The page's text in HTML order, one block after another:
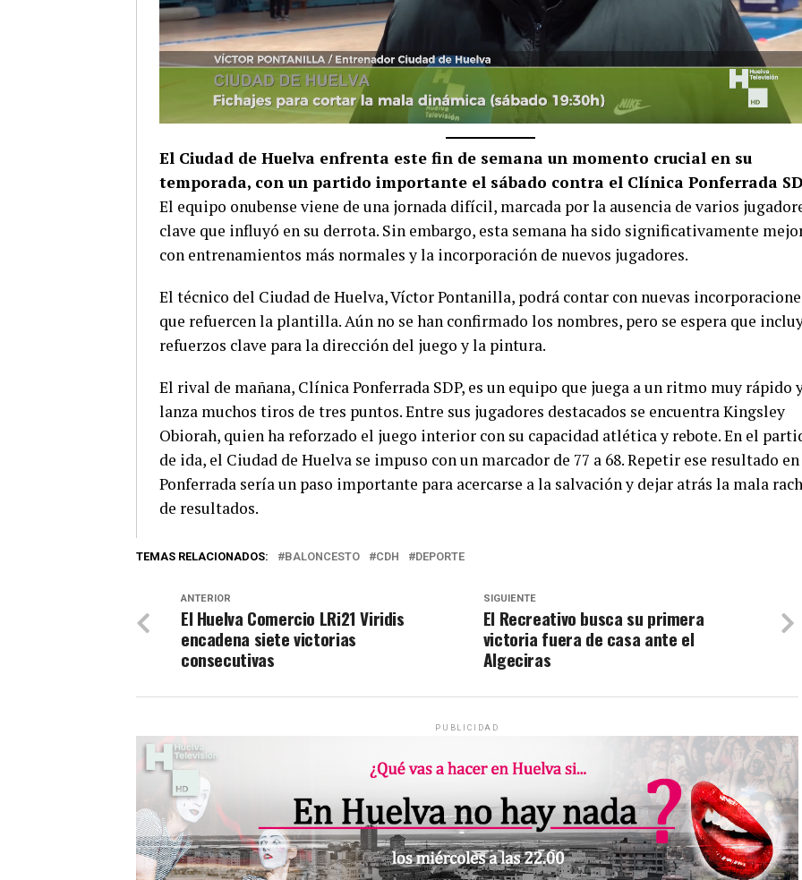
El Ciudad de Huelva enfrenta este fin de semana un momento crucial en su
temporada, con un partido importante el sábado contra el Clínica Ponferrada
El equipo onubense viene de una jornada difícil, marcada por la ausencia de varios
clave que influyó en su derrota. Sin embargo, esta semana ha sido significativamente
con entrenamientos más normales y la incorporación de nuevos jugadores.
El técnico del Ciudad de Huelva, Víctor Pontanilla, podrá contar con nuevas
que refuercen la plantilla. Aún no se han confirmado los nombres, pero se espera que
refuerzos clave para la dirección del juego y la pintura.
El rival de mañana, Clínica Ponferrada SDP, es un equipo que juega a un ritmo muy rápido
lanza muchos tiros de tres puntos. Entre sus jugadores destacados se encuentra Kingsley
Obiorah, quien ha reforzado el juego interior con su capacidad atlética y rebote. En el
de ida, el Ciudad de Huelva se impuso con un marcador de 77 a 68. Repetir ese resultado en
Ponferrada sería un paso importante para acercarse a la salvación y dejar atrás la mala
de resultados.
TEMAS RELACIONADOS: BALONCESTO CDH DEPORTE
SIGUIENTE
El Recreativo busca su primera
victoria fuera de casa ante el
Algeciras
ANTERIOR
El Huelva Comercio LRi21 Viridis
encadena siete victorias
consecutivas
PUBLICIDAD